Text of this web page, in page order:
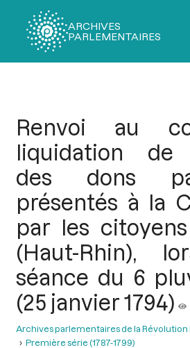
ARCHIVES
PARLEMENTAIRES
Renvoi au
liquidation de
des dons
présentés à la
par les
(Haut-Rhin),
séance du 6
(25 janvier 1794)
Archives parlementaires de la Révolution
Première série (1787-1799)